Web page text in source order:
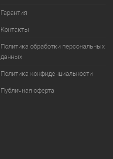
Гарантия
Контакты
Политика обработки персональных
данных
Политика конфиденциальности
Публичная оферта